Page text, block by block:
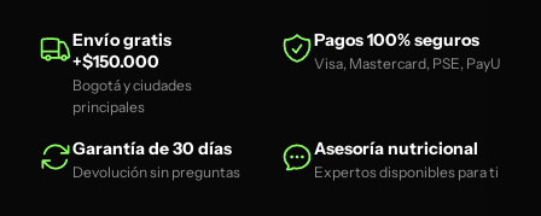
Envío gratis
+$150.000
Bogotá y ciudades
principales
Pagos 100% seguros
Visa, Mastercard, PSE, PayU
Garantía de 30 días
Devolución sin preguntas
Asesoría nutricional
Expertos disponibles para ti